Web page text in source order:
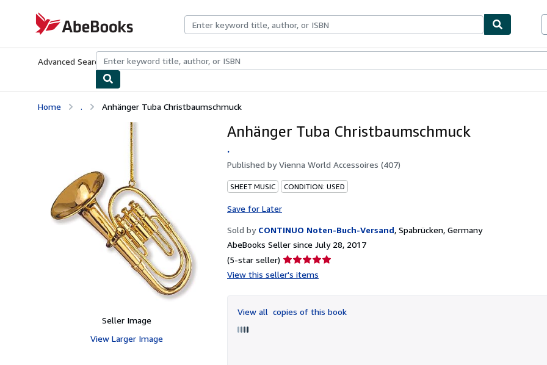
AbeBooks.com
Advanced Search Browse CollectionsRare BooksArt & Collectibles
Home . Anhänger Tuba Christbaumschmuck
Seller Image
View Larger Image
Anhänger Tuba Christbaumschmuck
.
Published byVienna World Accessoires (407)
SHEET MUSIC CONDITION: USED
Save for Later
Sold by CONTINUO Noten-Buch-Versand, Spabrücken, Germany
AbeBooks Seller since July 28, 2017
(5-star seller) Seller
rating
of
5
View this seller's items
View all copies of this book